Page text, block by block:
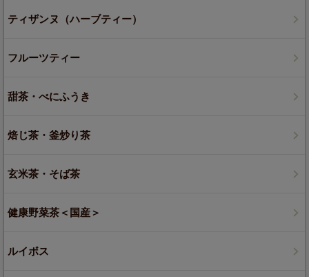
ティザンヌ（ハーブティー）
フルーツティー
甜茶・べにふうき
焙じ茶・釜炒り茶
玄米茶・そば茶
健康野菜茶＜国産＞
ルイボス